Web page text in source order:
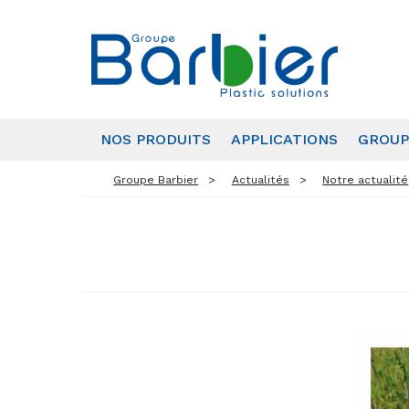
NOS PRODUITS APPLICATIONS
Groupe Barbier Actualités Notre actualité